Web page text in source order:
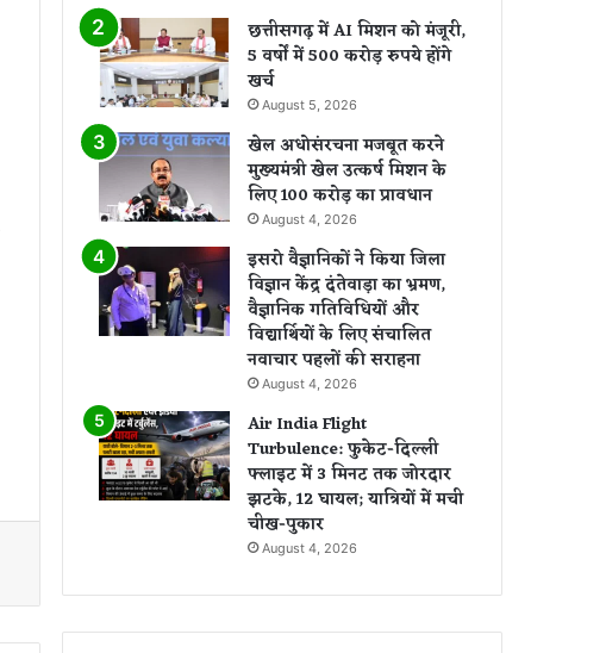
छत्तीसगढ़ में AI मिशन को मंजूरी,
5 वर्षों में 500 करोड़ रुपये होंगे
खर्च
August 5, 2026
खेल अधोसंरचना मजबूत करने
मुख्यमंत्री खेल उत्कर्ष मिशन के
लिए 100 करोड़ का प्रावधान
August 4, 2026
इसरो वैज्ञानिकों ने किया जिला
विज्ञान केंद्र दंतेवाड़ा का भ्रमण,
वैज्ञानिक गतिविधियों और
विद्यार्थियों के लिए संचालित
नवाचार पहलों की सराहना
August 4, 2026
Air India Flight
Turbulence: फुकेट-दिल्ली
फ्लाइट में 3 मिनट तक जोरदार
झटके, 12 घायल; यात्रियों में मची
चीख-पुकार
August 4, 2026